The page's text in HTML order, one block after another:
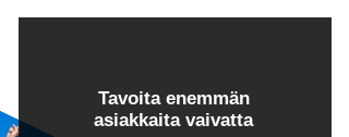
Tavoita enemmän
asiakkaita vaivatta